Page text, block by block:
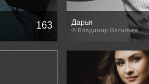
163 Дарья
© Владимир Васильев